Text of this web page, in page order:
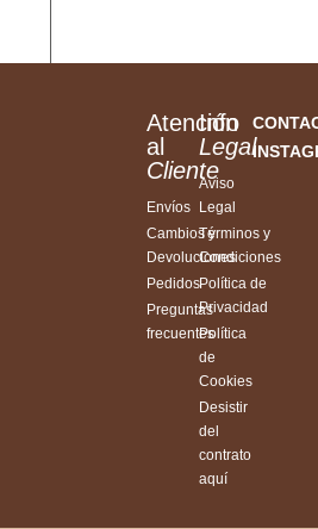
Atención
al
Cliente
Envíos
Cambios y
Devoluciones
Pedidos
Preguntas
frecuentes
Info
Legal
Aviso
Legal
Términos y
Condiciones
Política de
Privacidad
Política
de
Cookies
Desistir
del
contrato
aquí